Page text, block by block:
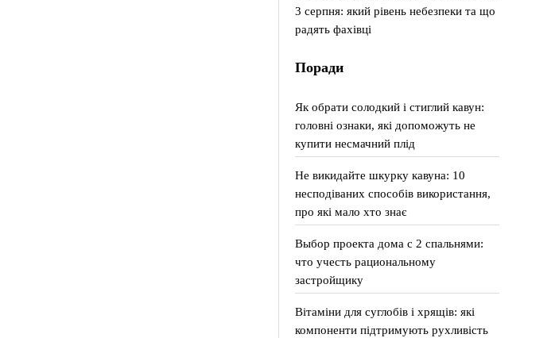
3 серпня: який рівень небезпеки та що
радять фахівці
Поради
Як обрати солодкий і стиглий кавун:
головні ознаки, які допоможуть не
купити несмачний плід
Не викидайте шкурку кавуна: 10
несподіваних способів використання,
про які мало хто знає
Выбор проекта дома с 2 спальнями:
что учесть рациональному
застройщику
Вітаміни для суглобів і хрящів: які
компоненти підтримують рухливість